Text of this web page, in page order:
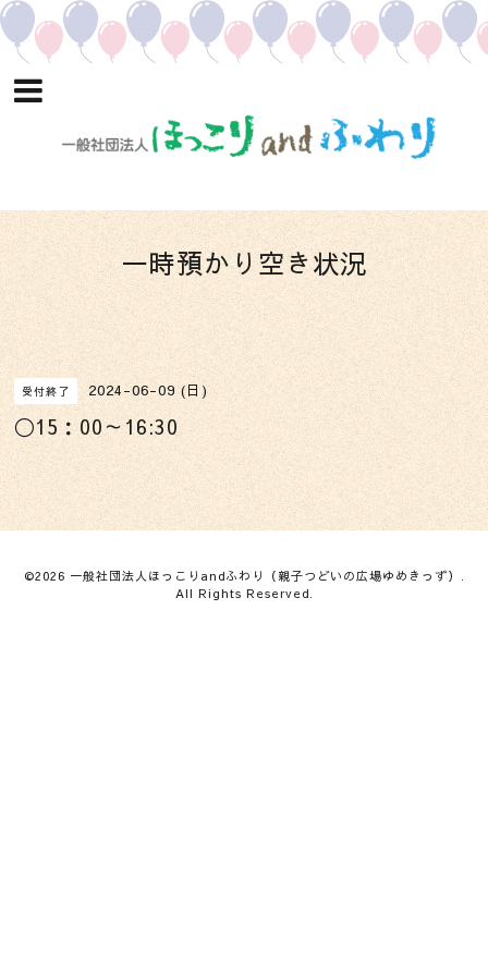
一時預かり空き状況
受付終了 2024-06-09 (日)
〇15：00～16:30
©2026 一般社団法人ほっこりandふわり（親子つどいの広場ゆめきっず）
All Rights Reserved.